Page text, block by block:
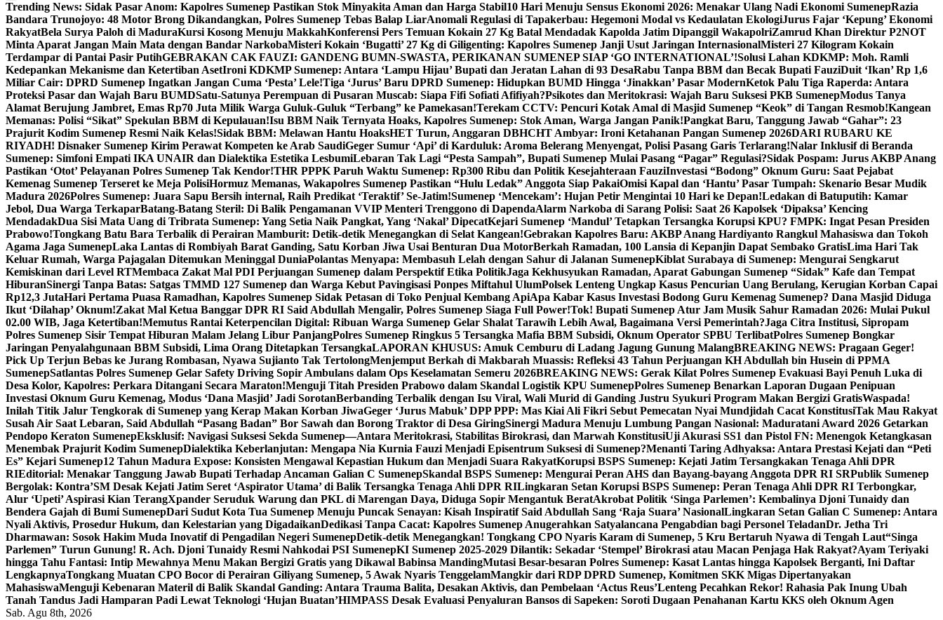
Trending News: Sidak Pasar Anom: Kapolres Sumenep Pastikan Stok Minyakita Aman dan Harga Stabil10 Hari Menuju Sensus Ekonomi 2026: Menakar Ulang Nadi Ekonomi SumenepRazia
Bandara Trunojoyo: 48 Motor Brong Dikandangkan, Polres Sumenep Tebas Balap LiarAnomali Regulasi di Tapakerbau: Hegemoni Modal vs Kedaulatan EkologiJurus Fajar ‘Kepung’ Ekonomi
RakyatBela Surya Paloh di MaduraKursi Kosong Menuju MakkahKonferensi Pers Temuan Kokain 27 Kg Batal Mendadak Kapolda Jatim Dipanggil WakapolriZamrud Khan Direktur P2NOT
Minta Aparat Jangan Main Mata dengan Bandar NarkobaMisteri Kokain ‘Bugatti’ 27 Kg di Giligenting: Kapolres Sumenep Janji Usut Jaringan InternasionalMisteri 27 Kilogram Kokain
Terdampar di Pantai Pasir PutihGEBRAKAN CAK FAUZI: GANDENG BUMN-SWASTA, PERIKANAN SUMENEP SIAP ‘GO INTERNATIONAL’!Solusi Lahan KDKMP: Moh. Ramli
Kedepankan Mekanisme dan Ketertiban AsetIroni KDKMP Sumenep: Antara ‘Lampu Hijau’ Bupati dan Jeratan Lahan di 93 DesaRabu Tanpa BBM dan Becak Bupati FauziDuit ‘Ikan’ Rp 1,6
Miliar Cair: DPRD Sumenep Ingatkan Jangan Cuma ‘Pesta’ Lele!Tiga ‘Jurus’ Baru DPRD Sumenep: Hidupkan BUMD Hingga ‘Jinakkan’ Pasar ModernKetok Palu Tiga Raperda: Antara
Proteksi Pasar dan Wajah Baru BUMDSatu-Satunya Perempuan di Pusaran Muscab: Siapa Fifi Sofiati Afifiyah?Psikotes dan Meritokrasi: Wajah Baru Suksesi PKB SumenepModus Tanya
Alamat Berujung Jambret, Emas Rp70 Juta Milik Warga Guluk-Guluk “Terbang” ke Pamekasan!Terekam CCTV: Pencuri Kotak Amal di Masjid Sumenep “Keok” di Tangan Resmob!Kangean
Memanas: Polisi “Sikat” Spekulan BBM di Kepulauan!Isu BBM Naik Ternyata Hoaks, Kapolres Sumenep: Stok Aman, Warga Jangan Panik!Pangkat Baru, Tanggung Jawab “Gahar”: 23
Prajurit Kodim Sumenep Resmi Naik Kelas!Sidak BBM: Melawan Hantu HoaksHET Turun, Anggaran DBHCHT Ambyar: Ironi Ketahanan Pangan Sumenep 2026DARI RUBARU KE
RIYADH! Disnaker Sumenep Kirim Perawat Kompeten ke Arab SaudiGeger Sumur ‘Api’ di Karduluk: Aroma Belerang Menyengat, Polisi Pasang Garis Terlarang!Nalar Inklusif di Beranda
Sumenep: Simfoni Empati IKA UNAIR dan Dialektika Estetika LesbumiLebaran Tak Lagi “Pesta Sampah”, Bupati Sumenep Mulai Pasang “Pagar” Regulasi?Sidak Pospam: Jurus AKBP Anang
Pastikan ‘Otot’ Pelayanan Polres Sumenep Tak Kendor!THR PPPK Paruh Waktu Sumenep: Rp300 Ribu dan Politik Kesejahteraan FauziInvestasi “Bodong” Oknum Guru: Saat Pejabat
Kemenag Sumenep Terseret ke Meja PolisiHormuz Memanas, Wakapolres Sumenep Pastikan “Hulu Ledak” Anggota Siap PakaiOmisi Kapal dan ‘Hantu’ Pasar Tumpah: Skenario Besar Mudik
Madura 2026Polres Sumenep: Juara Sapu Bersih internal, Raih Predikat ‘Teraktif’ Se-Jatim!Sumenep ‘Mencekam’: Hujan Petir Mengintai 10 Hari ke Depan!Ledakan di Batuputih: Kamar
Jebol, Dua Warga TerkaparBatang-Batang Steril: Di Balik Pengamanan VVIP Menteri Trenggono di DapendaAlarm Narkoba di Sarang Polisi: Saat 26 Kapolsek ‘Dipaksa’ Kencing
MendadakDua Sisi Mata Uang di Tribrata Sumenep: Yang Setia Naik Pangkat, Yang ‘Nakal’ DipecatKejari Sumenep ‘Mandul’ Tetapkan Tersangka Korupsi KPU? FMPK: Ingat Pesan Presiden
Prabowo!Tongkang Batu Bara Terbalik di Perairan Mamburit: Detik-detik Menegangkan di Selat Kangean!Gebrakan Kapolres Baru: AKBP Anang Hardiyanto Rangkul Mahasiswa dan Tokoh
Agama Jaga SumenepLaka Lantas di Rombiyah Barat Ganding, Satu Korban Jiwa Usai Benturan Dua MotorBerkah Ramadan, 100 Lansia di Kepanjin Dapat Sembako GratisLima Hari Tak
Keluar Rumah, Warga Pajagalan Ditemukan Meninggal DuniaPolantas Menyapa: Membasuh Lelah dengan Sahur di Jalanan SumenepKiblat Surabaya di Sumenep: Mengurai Sengkarut
Kemiskinan dari Level RTMembaca Zakat Mal PDI Perjuangan Sumenep dalam Perspektif Etika PolitikJaga Kekhusyukan Ramadan, Aparat Gabungan Sumenep “Sidak” Kafe dan Tempat
HiburanSinergi Tanpa Batas: Satgas TMMD 127 Sumenep dan Warga Kebut Pavingisasi Ponpes Miftahul UlumPolsek Lenteng Ungkap Kasus Pencurian Uang Berulang, Kerugian Korban Capai
Rp12,3 JutaHari Pertama Puasa Ramadhan, Kapolres Sumenep Sidak Petasan di Toko Penjual Kembang ApiApa Kabar Kasus Investasi Bodong Guru Kemenag Sumenep? Dana Masjid Diduga
Ikut ‘Dilahap’ Oknum!Zakat Mal Ketua Banggar DPR RI Said Abdullah Mengalir, Polres Sumenep Siaga Full Power!Tok! Bupati Sumenep Atur Jam Musik Sahur Ramadan 2026: Mulai Pukul
02.00 WIB, Jaga Ketertiban!Memutus Rantai Keterpencilan Digital: Ribuan Warga Sumenep Gelar Shalat Tarawih Lebih Awal, Bagaimana Versi Pemerintah?Jaga Citra Institusi, Sipropam
Polres Sumenep Sisir Tempat Hiburan Malam Jelang Libur PanjangPolres Sumenep Ringkus 5 Tersangka Mafia BBM Subsidi, Oknum Operator SPBU TerlibatPolres Sumenep Bongkar
Jaringan Penyalahgunaan BBM Subsidi, Lima Orang Ditetapkan TersangkaLAPORAN KHUSUS: Amuk Cemburu di Ladang Jagung Gunung MalangBREAKING NEWS: Pragaan Geger!
Pick Up Terjun Bebas ke Jurang Rombasan, Nyawa Sujianto Tak TertolongMenjemput Berkah di Makbarah Muassis: Refleksi 43 Tahun Perjuangan KH Abdullah bin Husein di PPMA
SumenepSatlantas Polres Sumenep Gelar Safety Driving Sopir Ambulans dalam Ops Keselamatan Semeru 2026BREAKING NEWS: Gerak Kilat Polres Sumenep Evakuasi Bayi Penuh Luka di
Desa Kolor, Kapolres: Perkara Ditangani Secara Maraton!Menguji Titah Presiden Prabowo dalam Skandal Logistik KPU SumenepPolres Sumenep Benarkan Laporan Dugaan Penipuan
Investasi Oknum Guru Kemenag, Modus ‘Dana Masjid’ Jadi SorotanBerbanding Terbalik dengan Isu Viral, Wali Murid di Ganding Justru Syukuri Program Makan Bergizi GratisWaspada!
Inilah Titik Jalur Tengkorak di Sumenep yang Kerap Makan Korban JiwaGeger ‘Jurus Mabuk’ DPP PPP: Mas Kiai Ali Fikri Sebut Pemecatan Nyai Mundjidah Cacat KonstitusiTak Mau Rakyat
Susah Air Saat Lebaran, Said Abdullah “Pasang Badan” Bor Sawah dan Borong Traktor di Desa GiringSinergi Madura Menuju Lumbung Pangan Nasional: Maduratani Award 2026 Getarkan
Pendopo Keraton SumenepEksklusif: Navigasi Suksesi Sekda Sumenep—Antara Meritokrasi, Stabilitas Birokrasi, dan Marwah KonstitusiUji Akurasi SS1 dan Pistol FN: Menengok Ketangkasan
Menembak Prajurit Kodim SumenepDialektika Keberlanjutan: Mengapa Nia Kurnia Fauzi Menjadi Episentrum Suksesi di Sumenep?Menanti Taring Adhyaksa: Antara Prestasi Kejati dan “Peti
Es” Kejari Sumenep12 Tahun Madura Expose: Konsisten Mengawal Kepastian Hukum dan Menjadi Suara RakyatKorupsi BSPS Sumenep: Kejati Jatim Tersangkakan Tenaga Ahli DPR
RIEditorial: Menakar Tanggung Jawab Bupati Terhadap Ancaman Galian C SumenepSkandal BSPS Sumenep: Mengurai Peran AHS dan Bayang-bayang Anggota DPR RI SRPublik Sumenep
Bergolak: Kontra’SM Desak Kejati Jatim Seret ‘Aspirator Utama’ di Balik Tersangka Tenaga Ahli DPR RILingkaran Setan Korupsi BSPS Sumenep: Peran Tenaga Ahli DPR RI Terbongkar,
Alur ‘Upeti’ Aspirasi Kian TerangXpander Seruduk Warung dan PKL di Marengan Daya, Diduga Sopir Mengantuk BeratAkrobat Politik ‘Singa Parlemen’: Kembalinya Djoni Tunaidy dan
Bendera Gajah di Bumi SumenepDari Sudut Kota Tua Sumenep Menuju Puncak Senayan: Kisah Inspiratif Said Abdullah Sang ‘Raja Suara’ NasionalLingkaran Setan Galian C Sumenep: Antara
Nyali Aktivis, Prosedur Hukum, dan Kelestarian yang DigadaikanDedikasi Tanpa Cacat: Kapolres Sumenep Anugerahkan Satyalancana Pengabdian bagi Personel TeladanDr. Jetha Tri
Dharmawan: Sosok Hakim Muda Inovatif di Pengadilan Negeri SumenepDetik-detik Menegangkan! Tongkang CPO Nyaris Karam di Sumenep, 5 Kru Bertaruh Nyawa di Tengah Laut“Singa
Parlemen” Turun Gunung! R. Ach. Djoni Tunaidy Resmi Nahkodai PSI SumenepKI Sumenep 2025-2029 Dilantik: Sekadar ‘Stempel’ Birokrasi atau Macan Penjaga Hak Rakyat?Ayam Teriyaki
hingga Tahu Fantasi: Intip Mewahnya Menu Makan Bergizi Gratis yang Dikawal Babinsa MandingMutasi Besar-besaran Polres Sumenep: Kasat Lantas hingga Kapolsek Berganti, Ini Daftar
LengkapnyaTongkang Muatan CPO Bocor di Perairan Giliyang Sumenep, 5 Awak Nyaris TenggelamMangkir dari RDP DPRD Sumenep, Komitmen SKK Migas Dipertanyakan
MahasiswaMenguji Kebenaran Materil di Balik Skandal Ganding: Antara Trauma Balita, Desakan Aktivis, dan Pembelaan ‘Actus Reus’Lenteng Pecahkan Rekor! Rahasia Pak Inung Ubah
Tanah Tandus Jadi Hamparan Padi Lewat Teknologi ‘Hujan Buatan’HIMPASS Desak Evaluasi Penyaluran Bansos di Sapeken: Soroti Dugaan Penahanan Kartu KKS oleh Oknum Agen
Sab. Agu 8th, 2026